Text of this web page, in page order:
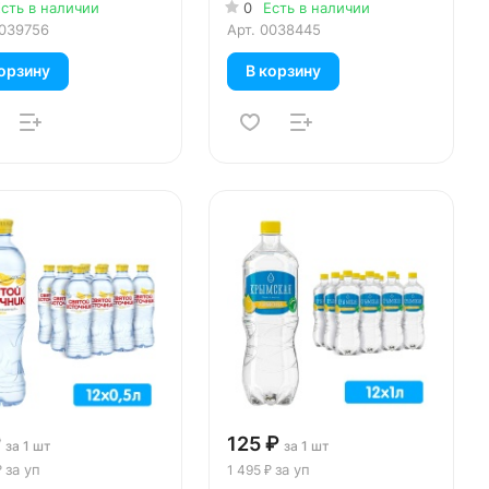
в наличии
0
Есть в наличии
Арт. 0038445
В корзину
за 1 шт
за уп
125 ₽ за 1 шт
1 495 ₽за уп